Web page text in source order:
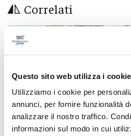
Questo sito web utilizza i cookie
Utilizziamo i cookie per
annunci, per fornire funzionalità
analizzare il nostro traffico.
informazioni sul modo in cui
Correlati